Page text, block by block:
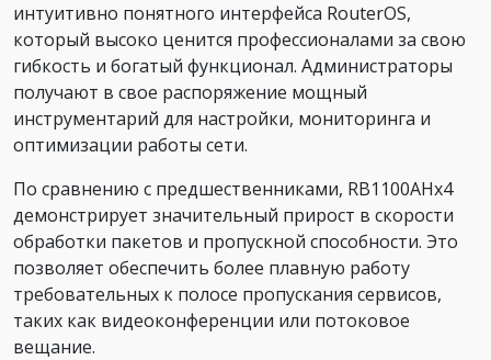
интуитивно понятного интерфейса RouterOS,
который высоко ценится профессионалами за свою
гибкость и богатый функционал. Администраторы
получают в свое распоряжение мощный
инструментарий для настройки, мониторинга и
оптимизации работы сети.
По сравнению с предшественниками, RB1100AHx4
демонстрирует значительный прирост в скорости
обработки пакетов и пропускной способности. Это
позволяет обеспечить более плавную работу
требовательных к полосе пропускания сервисов,
таких как видеоконференции или потоковое
вещание.